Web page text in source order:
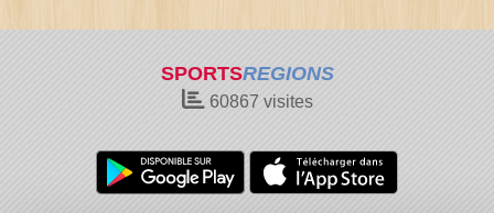
SPORTSREGIONS
60867 visites